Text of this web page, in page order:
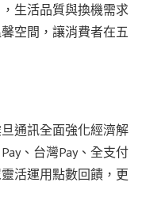
生活品質與換機需求
空間，讓消費者在五
通訊全面強化經濟解
、台灣Pay、全支付
活運用點數回饋，更